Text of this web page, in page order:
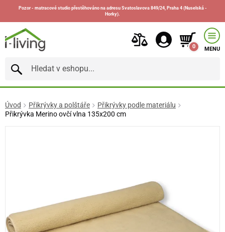
Pozor - matracové studio přestěhováno na adresu Svatoslavova 849/24, Praha 4 (Nuselská -
Horky).
0 MENU
Úvod Přikrývky a polštáře
Přikrývky podle materiálu
Přikrývka Merino ovčí vlna 135x200 cm